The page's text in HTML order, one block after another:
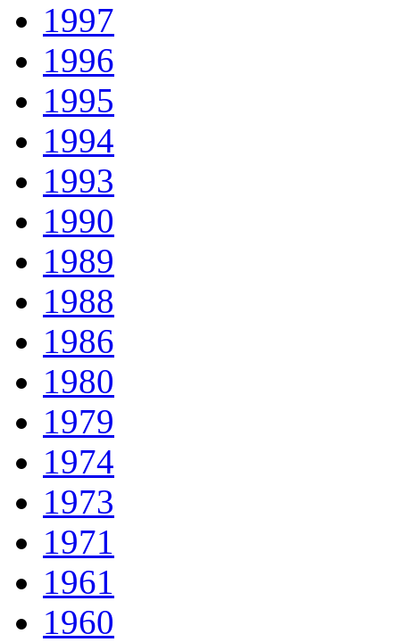
1997
1996
1995
1994
1993
1990
1989
1988
1986
1980
1979
1974
1973
1971
1961
1960